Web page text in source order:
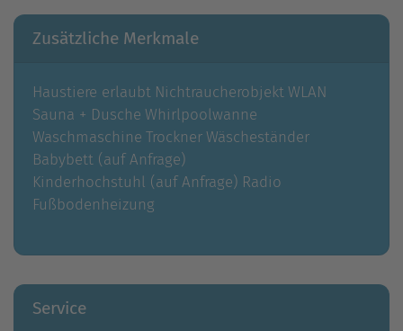
Zusätzliche Merkmale
Haustiere erlaubt NichtraucherobjektWLAN
Sauna + Dusche Whirlpoolwanne
Waschmaschine TrocknerWäscheständer
Babybett (auf Anfrage)
Kinderhochstuhl (auf Anfrage) Radio
Fußbodenheizung
Service